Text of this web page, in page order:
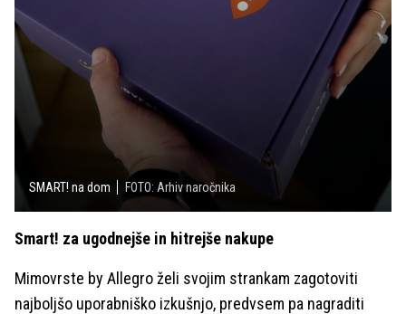
SMART! na dom FOTO: Arhiv naročnika
Smart! za ugodnejše in hitrejše nakupe
Mimovrste by Allegro želi svojim strankam zagotoviti
najboljšo uporabniško izkušnjo, predvsem pa nagraditi